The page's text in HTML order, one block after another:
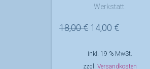
Werkstatt.
18,00€ Ursprünglicher
war:
18,00 €
14,00 €
14,00 €.
inkl. 19 % MwSt.
zzgl. Versandkosten